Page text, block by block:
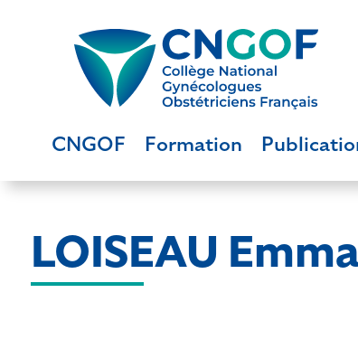
CNGOF Formation
LOISEAU